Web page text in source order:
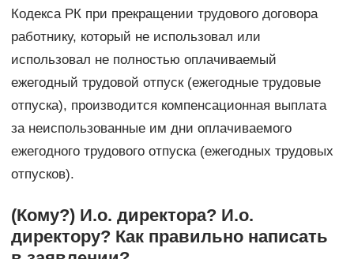
Кодекса РК при прекращении трудового договора
работнику, который не использовал или
использовал не полностью оплачиваемый
ежегодный трудовой отпуск (ежегодные трудовые
отпуска), производится компенсационная выплата
за неиспользованные им дни оплачиваемого
ежегодного трудового отпуска (ежегодных трудовых
отпусков).
(Кому?) И.о. директора? И.о.
директору? Как правильно написать